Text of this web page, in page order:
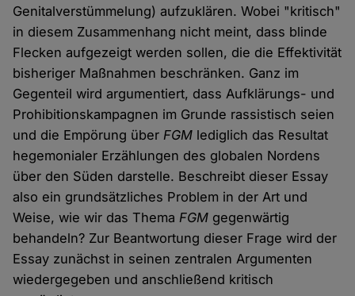
Genitalverstümmelung) aufzuklären. Wobei "kritisch"
in diesem Zusammenhang nicht meint, dass blinde
Flecken aufgezeigt werden sollen, die die Effektivität
bisheriger Maßnahmen beschränken. Ganz im
Gegenteil wird argumentiert, dass Aufklärungs- und
Prohibitionskampagnen im Grunde rassistisch seien
und die Empörung überFGM lediglich das Resultat
hegemonialer Erzählungen des globalen Nordens
über den Süden darstelle. Beschreibt dieser Essay
also ein grundsätzliches Problem in der Art und
Weise, wie wir das ThemaFGM gegenwärtig
behandeln? Zur Beantwortung dieser Frage wird der
Essay zunächst in seinen zentralen Argumenten
wiedergegeben und anschließend kritisch